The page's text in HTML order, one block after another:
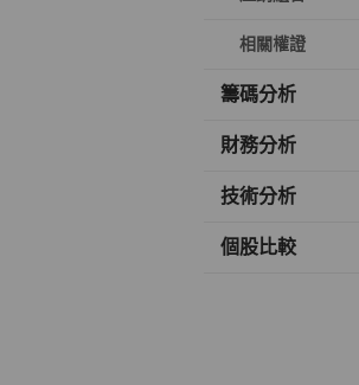
相關權證
籌碼分析
財務分析
技術分析
個股比較